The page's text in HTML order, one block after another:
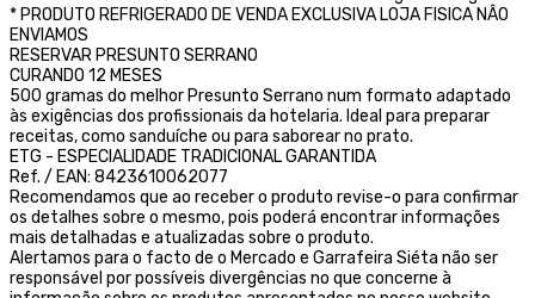
* PRODUTO REFRIGERADO DE VENDA EXCLUSIVA LOJA FISICA NÂO
ENVIAMOS
RESERVAR PRESUNTO SERRANO
CURANDO 12 MESES
500 gramas do melhor Presunto Serrano num formato adaptado
às exigências dos profissionais da hotelaria. Ideal para preparar
receitas, como sanduíche ou para saborear no prato.
ETG - ESPECIALIDADE TRADICIONAL GARANTIDA
Ref. / EAN: 8423610062077
Recomendamos que ao receber o produto revise-o para confirmar
os detalhes sobre o mesmo, pois poderá encontrar informações
mais detalhadas e atualizadas sobre o produto.
Alertamos para o facto de o Mercado e Garrafeira Siéta não ser
responsável por possíveis divergências no que concerne à